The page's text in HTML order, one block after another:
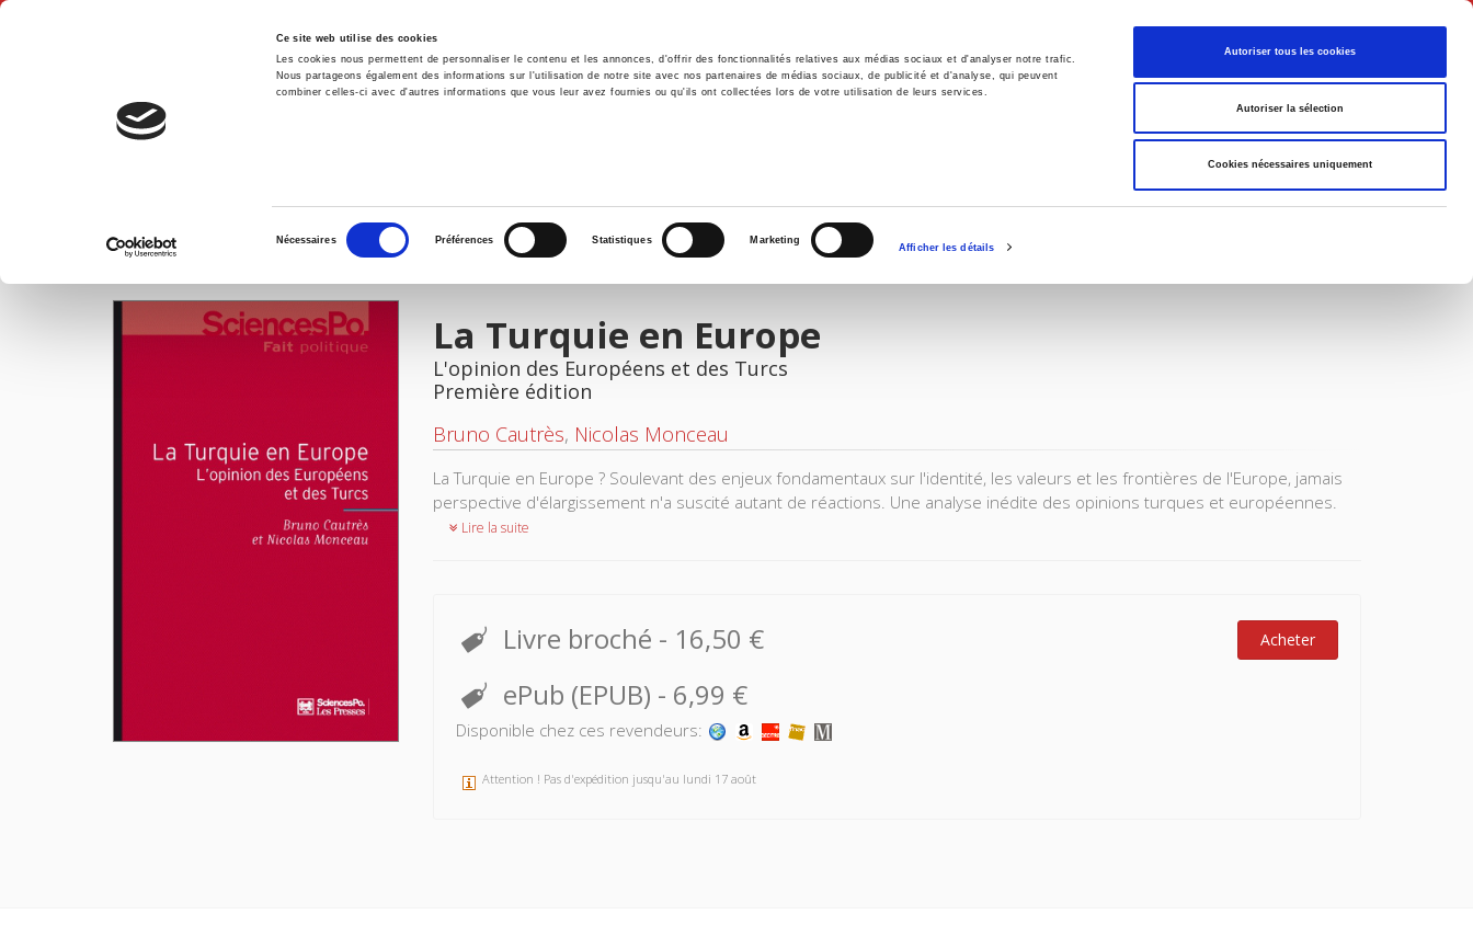
Ce site web utilise des cookies
Les cookies nous permettent de personnaliser le contenu et les annonces, d'offrir des fonctionnalités relatives aux médias sociaux et d'analyser notre trafic.
Nous partageons également des informations sur l'utilisation de notre site avec nos partenaires de médias sociaux, de publicité et d'analyse, qui peuvent
combiner celles-ci avec d'autres informations que vous leur avez fournies ou qu'ils ont collectées lors de votre utilisation de leurs services.
consentement
Nécessaires Préférences Statistiques Marketing
Afficher les détails
Autoriser tous les cookies
Autoriser la sélection
Cookies nécessaires uniquement
Français
Accueil Environnement Histoire International
IMAGES
La Turquie en Europe
L'opinion des Européens et des Turcs
Première édition
Bruno Cautrès, Nicolas Monceau
La Turquie en Europe ? Soulevant des enjeux fondamentaux sur l'identité, les valeurs et les frontières de l'Europe, jamais
perspective d'élargissement n'a suscité autant de réactions. Une analyse inédite des opinions turques et européennes.
Lire la suite
Livre broché - 16,50 € Acheter
ePub (EPUB) - 6,99 €
Disponible chez ces revendeurs:
Attention ! Pas d'expédition jusqu'au lundi 17 août